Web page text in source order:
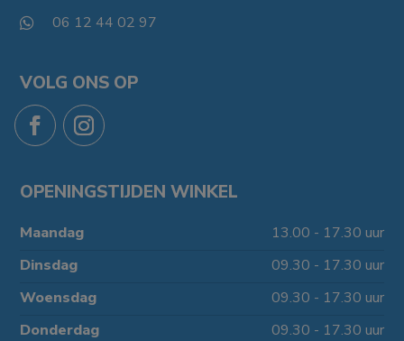
 06 12 44 02 97
VOLG ONS OP
OPENINGSTIJDEN WINKEL
Maandag
13.00 - 17.30 uur
Dinsdag
09.30 - 17.30 uur
Woensdag
09.30 - 17.30 uur
Donderdag
09.30 - 17.30 uur